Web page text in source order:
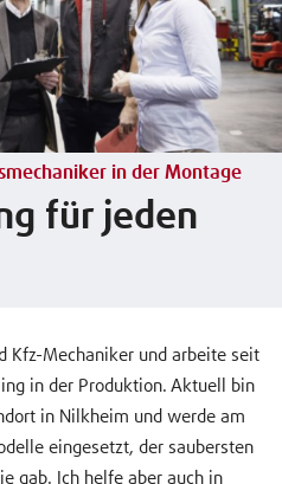
in der Montage
für jeden
Kfz-Mechaniker und arbeite seit
in der Produktion. Aktuell bin
in Nilkheim und werde am
eingesetzt, der saubersten
gab. Ich helfe aber auch in